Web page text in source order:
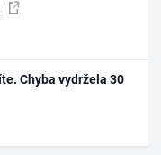
Chyba vydržela 30